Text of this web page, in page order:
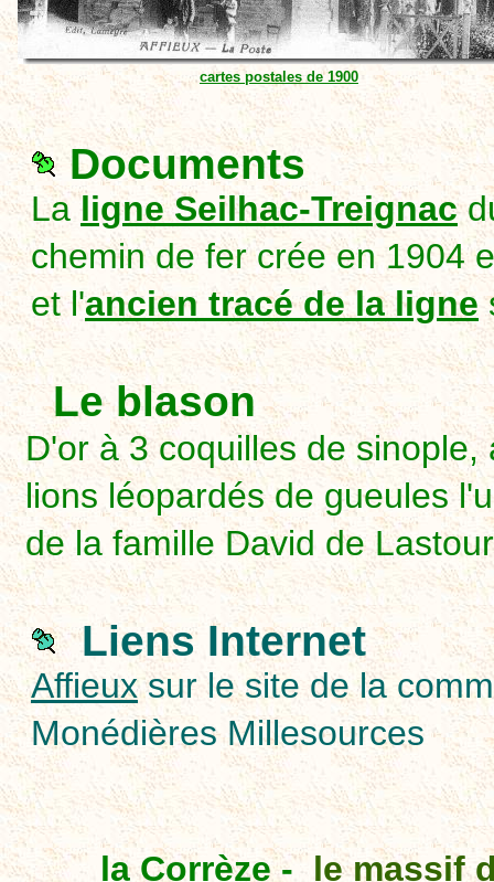
cartes postales de 1900
Documents
Laligne Seilhac-Treignac
chemin de fer crée en 1904
et l'ancien tracé de la ligne
Le blason
D'or à 3 coquilles de
lions léopardés de gueules
de la famille David de
Liens Internet
Affieuxsur le site de la
Monédières Millesources
la Corrèze-le massif